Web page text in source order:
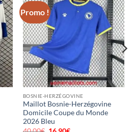
Promo !
BOSNIE-HERZÉGOVINE
Maillot Bosnie-Herzégovine
Domicile Coupe du Monde
2026 Bleu